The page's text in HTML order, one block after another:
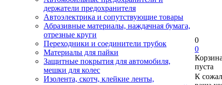
держатели предохранителя
Автоэлектрика и сопутствующие товары
Абразивные материалы, наждачная бумага,
отрезные круги
Переходники и соединители трубок
Материалы для пайки
Защитные покрытия для автомобиля,
мешки для колес
Изолента, скотч, клейкие ленты,
0
0
пуста
К